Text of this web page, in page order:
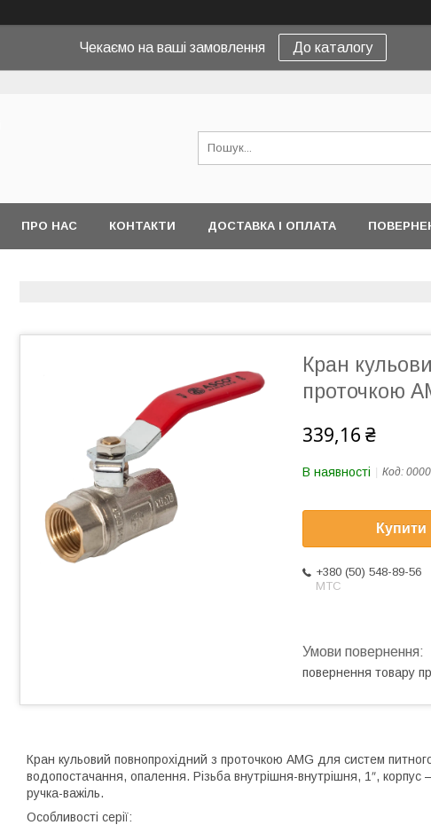
Чекаємо на ваші замовлення До каталогу
ПРО НАС КОНТАКТИ ДОСТАВКА І ОПЛАТА
Кран
проточкою
339,16 ₴
В наявності Код:
Купити
+380 (50) 548-89-56
МТС
повернення товару
Кран кульовий повнопрохідний з проточкою AMG для систем
водопостачання, опалення. Різьба внутрішня-внутрішня, 1ʺ,
ручка-важіль.
Особливості серії: